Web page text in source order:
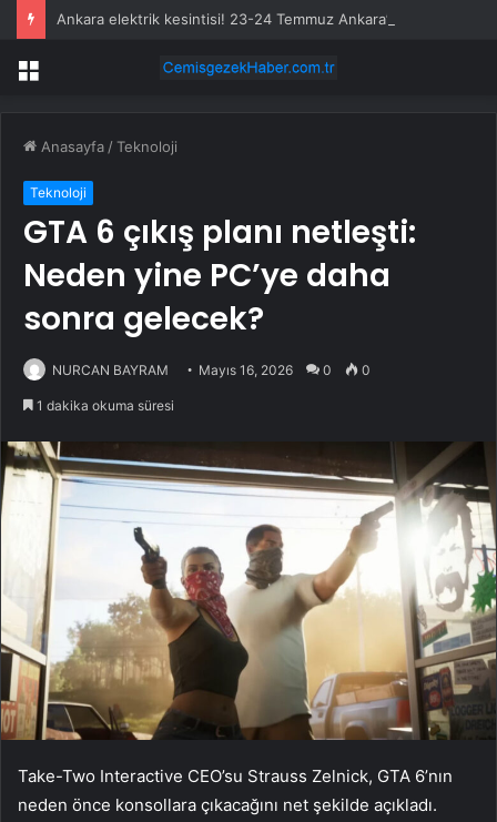
Menü
Anasayfa /Teknoloji
Teknoloji
GTA 6 çıkış planı netleşti:
Neden yine PC’ye daha
sonra gelecek?
NURCAN BAYRAM Mayıs 16, 2026 0 0
1 dakika okuma süresi
Take-Two Interactive CEO’su Strauss Zelnick, GTA 6’nın
neden önce konsollara çıkacağını net şekilde açıkladı.